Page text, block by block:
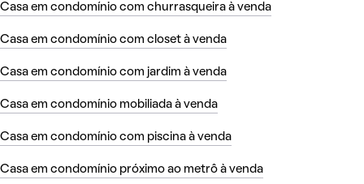
Casa em condomínio com churrasqueira à venda
Casa em condomínio com closet à venda
Casa em condomínio com jardim à venda
Casa em condomínio mobiliada à venda
Casa em condomínio com piscina à venda
Casa em condomínio próximo ao metrô à venda